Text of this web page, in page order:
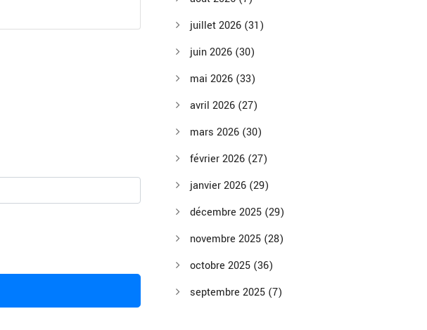
juillet 2026 (31)
juin 2026 (30)
mai 2026 (33)
avril 2026 (27)
mars 2026 (30)
février 2026 (27)
janvier 2026 (29)
décembre 2025 (29)
novembre 2025 (28)
octobre 2025 (36)
septembre 2025 (7)